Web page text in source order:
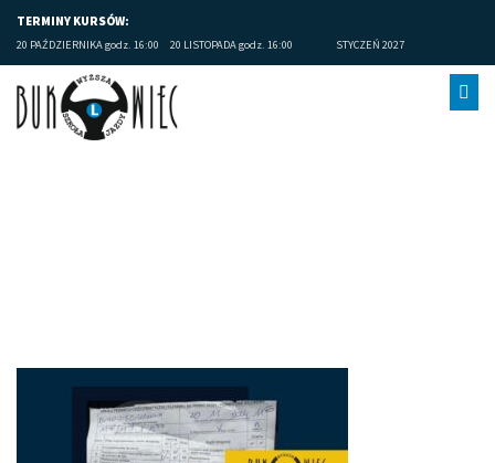
TERMINY KURSÓW:
20 PAŹDZIERNIKA godz. 16:00 20 LISTOPADA godz. 16:00 STYCZEŃ 2027